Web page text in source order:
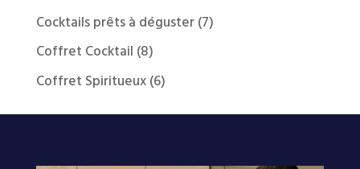
produits
Cocktails prêts à déguster 77
Coffret Cocktail 88
produits
Coffret Spiritueux 66